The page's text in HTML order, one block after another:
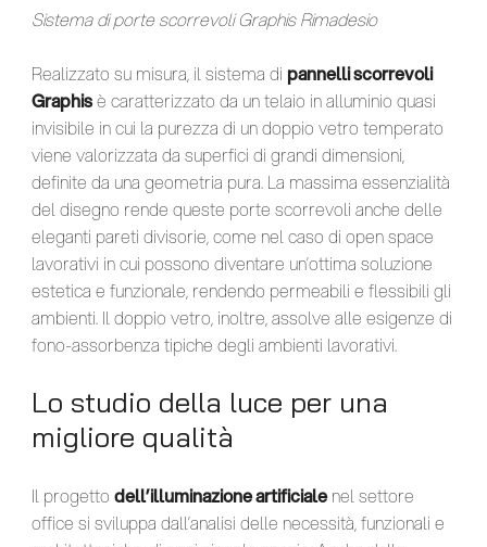
Sistema di porte scorrevoli Graphis Rimadesio
Realizzato su misura, il sistema di pannelli scorrevoli
Graphisè caratterizzato da un telaio in alluminio quasi
invisibile in cui la purezza di un doppio vetro temperato
viene valorizzata da superfici di grandi dimensioni,
definite da una geometria pura. La massima essenzialità
del disegno rende queste porte scorrevoli anche delle
eleganti pareti divisorie, come nel caso di open space
lavorativi in cui possono diventare un’ottima soluzione
estetica e funzionale, rendendo permeabili e flessibili gli
ambienti. Il doppio vetro, inoltre, assolve alle esigenze di
fono-assorbenza tipiche degli ambienti lavorativi.
Lo studio della luce per una
migliore qualità
Il progetto dell’illuminazione artificialenel settore
office si sviluppa dall’analisi delle necessità, funzionali e